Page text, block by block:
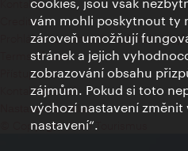
Kontakty
Credits
Prohlášení o ochraně osobních údajů
Terms of Use
Přístupnost
Kontakt pro tisk
Nastavení cookies
© Copyright Wien Tourismus
vám mohli poskytnout ty
zároveň umožňují
stránek a jejich
zobrazování obsahu
zájmům. Pokud si toto
výchozí nastavení změnit
nastavení“.